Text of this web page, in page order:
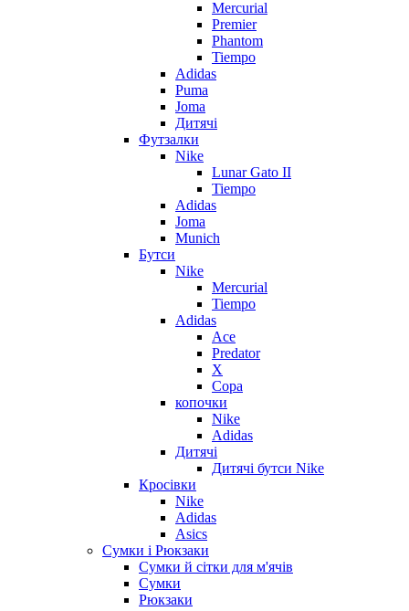
Mercurial
Premier
Phantom
Tiempo
Adidas
Puma
Joma
Дитячі
Футзалки
Nike
Lunar Gato II
Tiempo
Adidas
Joma
Munich
Бутси
Nike
Mercurial
Tiempo
Adidas
Ace
Predator
X
Copa
копочки
Nike
Adidas
Дитячі
Дитячі бутси Nike
Кросівки
Nike
Adidas
Asics
Сумки і Рюкзаки
Сумки й сітки для м'ячів
Сумки
Рюкзаки